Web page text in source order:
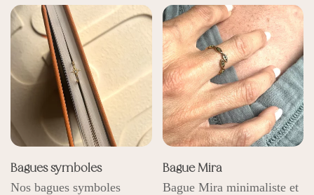
Bagues symboles
Nos bagues symboles
Bague Mira
Bague Mira minimaliste et